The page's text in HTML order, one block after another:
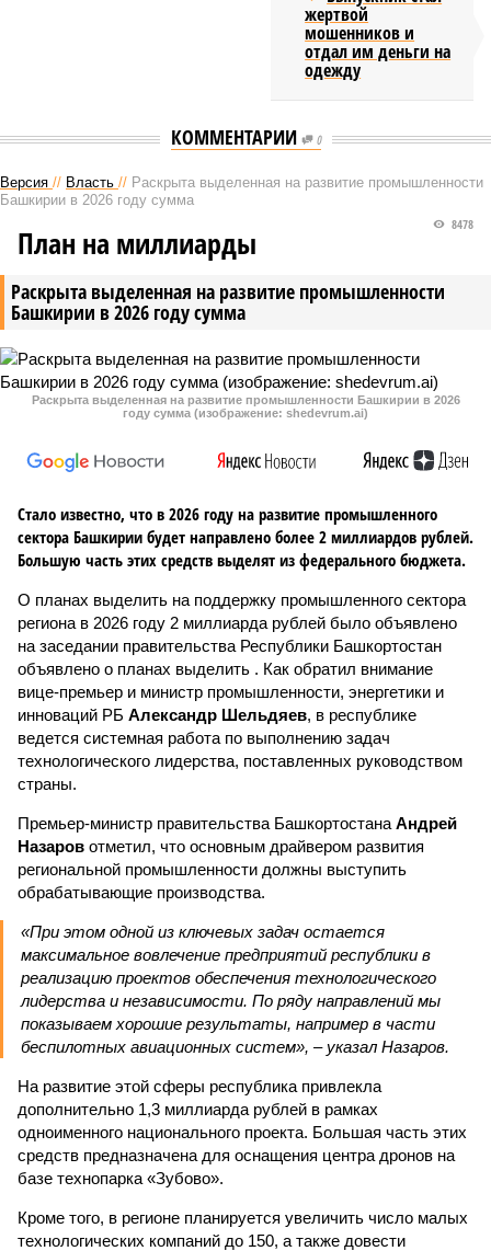
жертвой
мошенников и
отдал им деньги на
одежду
КОММЕНТАРИИ 0
Версия // Власть // Раскрыта выделенная на развитие промышленности
Башкирии в 2026 году сумма
Раскрыта выделенная на развитие промышленности
Башкирии в 2026 году сумма
8478
План на миллиарды
Раскрыта выделенная на развитие промышленности Башкирии в 2026
году сумма (изображение: shedevrum.ai)
Стало известно, что в 2026 году на развитие промышленного
сектора Башкирии будет направлено более 2 миллиардов рублей.
Большую часть этих средств выделят из федерального бюджета.
О планах выделить на поддержку промышленного сектора
региона в 2026 году 2 миллиарда рублей было объявлено
на заседании правительства Республики Башкортостан
объявлено о планах выделить . Как обратил внимание
вице-премьер и министр промышленности, энергетики и
инноваций РБ Александр Шельдяев, в республике
ведется системная работа по выполнению задач
технологического лидерства, поставленных руководством
страны.
Премьер-министр правительства Башкортостана Андрей
Назаров отметил, что основным драйвером развития
региональной промышленности должны выступить
обрабатывающие производства.
«При этом одной из ключевых задач остается
максимальное вовлечение предприятий республики в
реализацию проектов обеспечения технологического
лидерства и независимости. По ряду направлений мы
показываем хорошие результаты, например в части
беспилотных авиационных систем», – указал Назаров.
На развитие этой сферы республика привлекла
дополнительно 1,3 миллиарда рублей в рамках
одноименного национального проекта. Большая часть этих
средств предназначена для оснащения центра дронов на
базе технопарка «Зубово».
Кроме того, в регионе планируется увеличить число малых
технологических компаний до 150, а также довести